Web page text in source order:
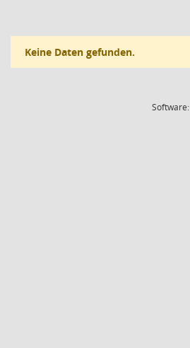
Keine Daten gefunden.
Software: